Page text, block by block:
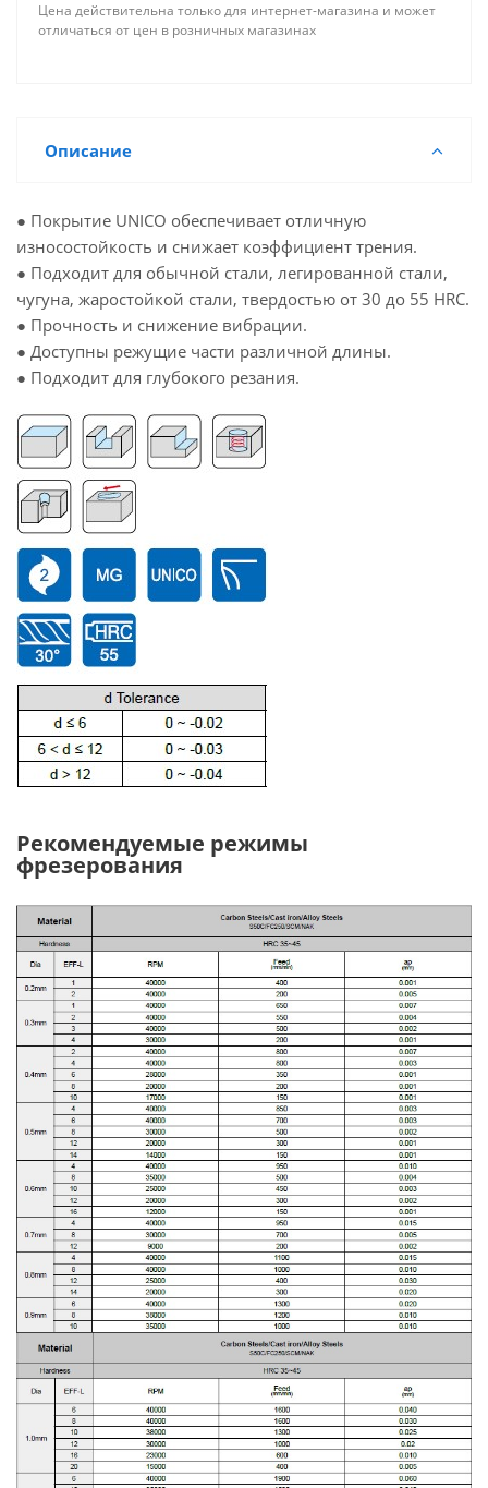
Цена действительна только для интернет-магазина и может
отличаться от цен в розничных магазинах
Описание
● Покрытие UNICO обеспечивает отличную
износостойкость и снижает коэффициент трения.
● Подходит для обычной стали, легированной стали,
чугуна, жаростойкой стали, твердостью от 30 до 55 HRC.
● Прочность и снижение вибрации.
● Доступны режущие части различной длины.
● Подходит для глубокого резания.
Рекомендуемые режимы
фрезерования